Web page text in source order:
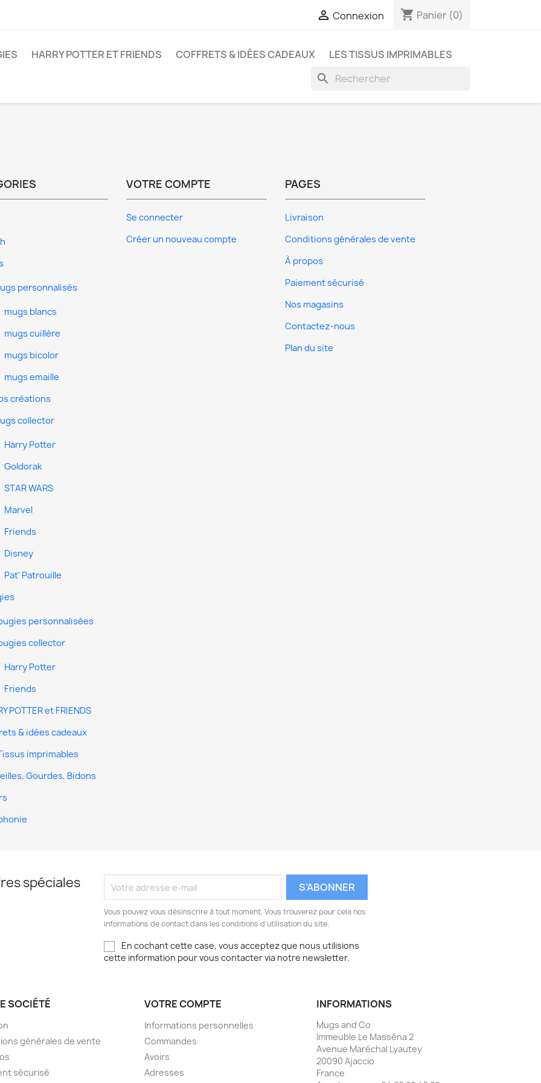
 Connexion shopping_cart Panier (0)
HARRY POTTER ET FRIENDS COFFRETS & IDÉES CADEAUX LES TISSUS IMPRIMABLES
search
personnalisés
mugs blancs
mugs cuillère
mugs bicolor
mugs emaille
créations
collector
Harry Potter
Goldorak
STAR WARS
Marvel
Friends
Disney
Pat' Patrouille
personnalisées
collector
Harry Potter
Friends
POTTER et FRIENDS
& idées cadeaux
imprimables
Gourdes, Bidons
VOTRE COMPTE
Se connecter
Créer un nouveau compte
PAGES
Livraison
Conditions générales de vente
À propos
Paiement sécurisé
Nos magasins
Contactez-nous
Plan du site
spéciales
Vous pouvez vous désinscrire à tout moment. Vous trouverez pour cela nos
informations de contact dans les conditions d'utilisation du site.
En cochant cette case, vous acceptez que nous utilisions
cette information pour vous contacter via notre newsletter.
SOCIÉTÉ
générales de vente
sécurisé
VOTRE COMPTE
Informations personnelles
Commandes
Avoirs
Adresses
INFORMATIONS
Mugs and Co
Immeuble Le Masséna 2
Avenue Maréchal Lyautey
20090 Ajaccio
France